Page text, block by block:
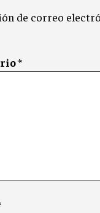
de correo
*